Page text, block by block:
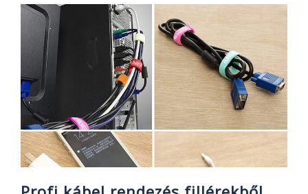
a
mobiltelefonod,
tableted,
laptopod
nyílásait